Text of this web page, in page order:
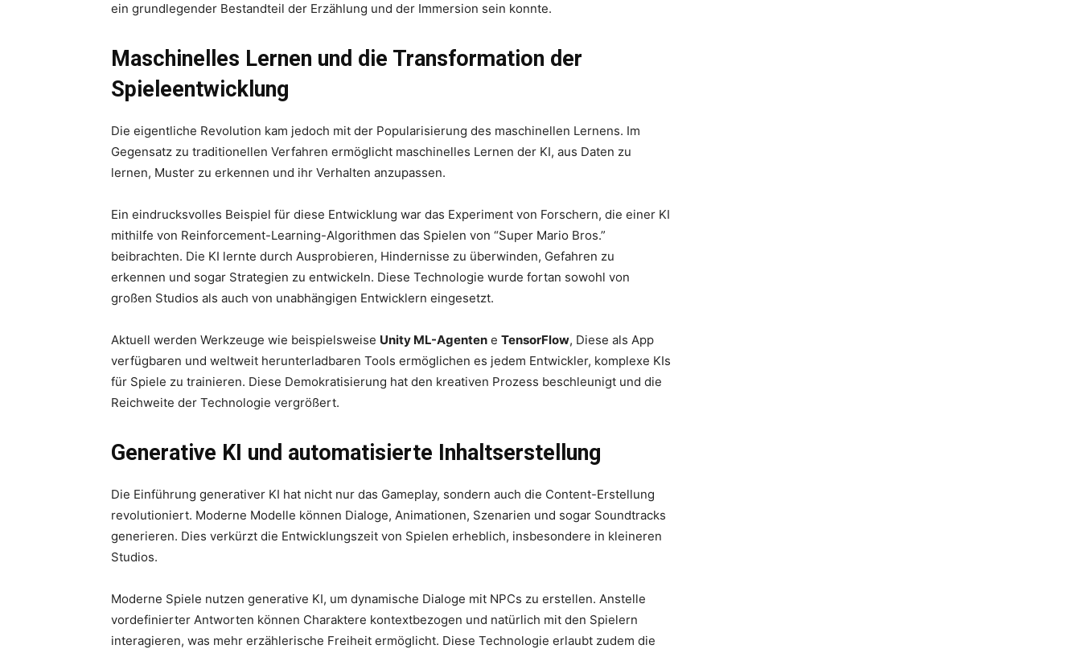
ein grundlegender Bestandteil der Erzählung und der Immersion sein konnte.
Maschinelles Lernen und die Transformation der
Spieleentwicklung
Die eigentliche Revolution kam jedoch mit der Popularisierung des maschinellen Lernens. Im
Gegensatz zu traditionellen Verfahren ermöglicht maschinelles Lernen der KI, aus Daten zu
lernen, Muster zu erkennen und ihr Verhalten anzupassen.
Ein eindrucksvolles Beispiel für diese Entwicklung war das Experiment von Forschern, die einer KI
mithilfe von Reinforcement-Learning-Algorithmen das Spielen von “Super Mario Bros.”
beibrachten. Die KI lernte durch Ausprobieren, Hindernisse zu überwinden, Gefahren zu
erkennen und sogar Strategien zu entwickeln. Diese Technologie wurde fortan sowohl von
großen Studios als auch von unabhängigen Entwicklern eingesetzt.
Aktuell werden Werkzeuge wie beispielsweise Unity ML-Agenten e TensorFlow, Diese als App
verfügbaren und weltweit herunterladbaren Tools ermöglichen es jedem Entwickler, komplexe KIs
für Spiele zu trainieren. Diese Demokratisierung hat den kreativen Prozess beschleunigt und die
Reichweite der Technologie vergrößert.
Generative KI und automatisierte Inhaltserstellung
Die Einführung generativer KI hat nicht nur das Gameplay, sondern auch die Content-Erstellung
revolutioniert. Moderne Modelle können Dialoge, Animationen, Szenarien und sogar Soundtracks
generieren. Dies verkürzt die Entwicklungszeit von Spielen erheblich, insbesondere in kleineren
Studios.
Moderne Spiele nutzen generative KI, um dynamische Dialoge mit NPCs zu erstellen. Anstelle
vordefinierter Antworten können Charaktere kontextbezogen und natürlich mit den Spielern
interagieren, was mehr erzählerische Freiheit ermöglicht. Diese Technologie erlaubt zudem die